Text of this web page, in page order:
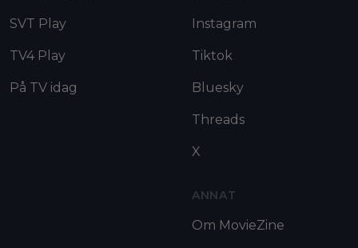
SVT Play
TV4 Play
På TV idag
Instagram
Tiktok
Bluesky
Threads
X
ANNAT
Om MovieZine